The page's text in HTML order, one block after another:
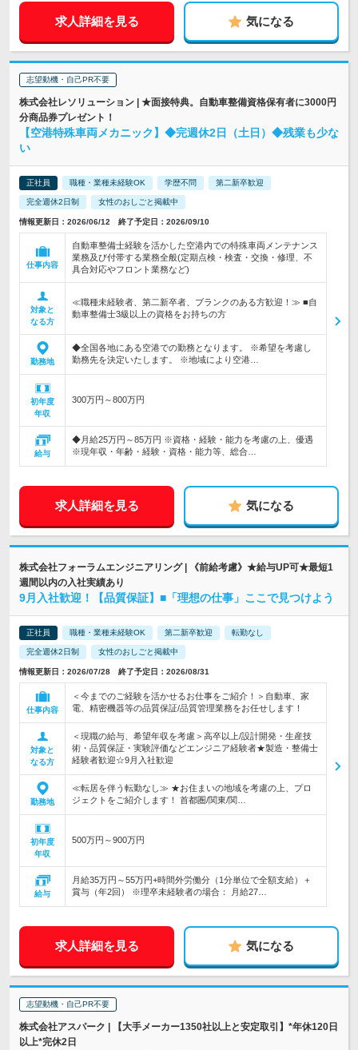
求人詳細を見る 気になる
志望動機・自己PR不要
株式会社レソリューション | ★面接特典。自動車整備資格保有者に3000円
分商品券プレゼント！
【空港特殊車両メカニック】◆完週休2日（土日）◆残業も少な
い
正社員 職種・業種未経験OK 学歴不問 第二新卒歓迎
完全週休2日制 女性のおしごと掲載中
情報更新日：2026/06/12 終了予定日：2026/09/10
仕事内容
自動車整備士経験を活かした空港内での特殊車両メンテナンス
業務及び付帯する業務全般(定期点検・検査・交換・修理、不
具合対応やフロント業務など)
対象と
なる方
≪職種未経験者、第二新卒者、ブランクのある方歓迎！≫ ■自
動車整備士3級以上の資格をお持ちの方
勤務地
◆全国各地にある空港での勤務となります。 ※希望を考慮し
勤務先を決定いたします。 ※地域により空港…
初年度
年収
300万円～800万円
給与
◆月給25万円～85万円 ※資格・経験・能力を考慮の上、優遇
※現年収・年齢・経験・資格・能力等、総合…
求人詳細を見る 気になる
株式会社フォーラムエンジニアリング | 《前給考慮》★給与UP可★最短1
週間以内の入社実績あり
9月入社歓迎！【品質保証】■「理想の仕事」ここで見つけよう
正社員 職種・業種未経験OK 第二新卒歓迎 転勤なし
完全週休2日制 女性のおしごと掲載中
情報更新日：2026/07/28 終了予定日：2026/08/31
仕事内容
＜今までのご経験を活かせるお仕事をご紹介！＞自動車、家
電、精密機器等の品質保証/品質管理業務をお任せします！
対象と
なる方
＜現職の給与、希望年収を考慮＞高卒以上/設計開発・生産技
術・品質保証・実験評価などエンジニア経験者★製造・整備士
経験者歓迎☆9月入社歓迎
勤務地
≪転居を伴う転勤なし≫ ★お住まいの地域を考慮の上、プロ
ジェクトをご紹介します！ 首都圏/関東/関…
初年度
年収
500万円～900万円
給与
月給35万円～55万円+時間外労働分（1分単位で全額支給）＋
賞与（年2回） ※理卒未経験者の場合： 月給27…
求人詳細を見る 気になる
志望動機・自己PR不要
株式会社アスパーク | 【大手メーカー1350社以上と安定取引】*年休120日
以上*完休2日